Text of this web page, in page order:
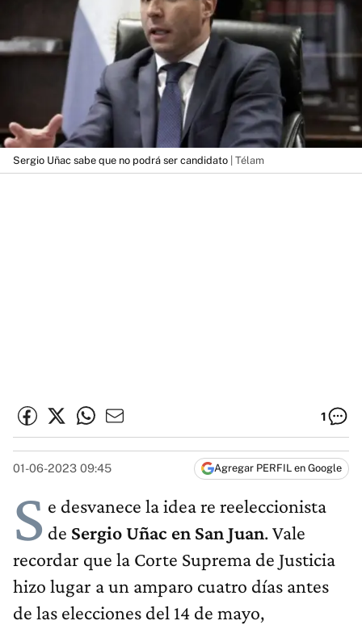
Sergio Uñac sabe que no podrá ser candidato | Télam
1
01-06-2023 09:45 Agregar PERFIL en Google
S e desvanece la idea re reeleccionista
de Sergio Uñac en San Juan. Vale
recordar que la Corte Suprema de Justicia
hizo lugar a un amparo cuatro días antes
de las elecciones del 14 de mayo,